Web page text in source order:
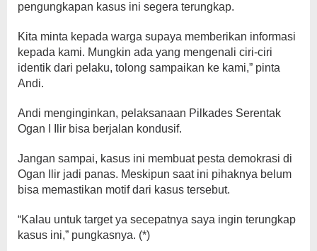
pengungkapan kasus ini segera terungkap.
Kita minta kepada warga supaya memberikan informasi
kepada kami. Mungkin ada yang mengenali ciri-ciri
identik dari pelaku, tolong sampaikan ke kami,” pinta
Andi.
Andi menginginkan, pelaksanaan Pilkades Serentak
Ogan I Ilir bisa berjalan kondusif.
Jangan sampai, kasus ini membuat pesta demokrasi di
Ogan Ilir jadi panas. Meskipun saat ini pihaknya belum
bisa memastikan motif dari kasus tersebut.
“Kalau untuk target ya secepatnya saya ingin terungkap
kasus ini,” pungkasnya. (*)